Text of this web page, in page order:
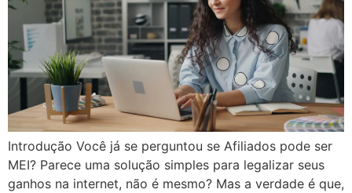
Introdução Você já se perguntou se Afiliados pode ser
MEI? Parece uma solução simples para legalizar seus
ganhos na internet, não é mesmo? Mas a verdade é que,